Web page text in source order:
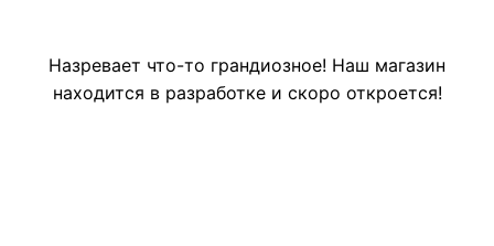
Назревает что-то грандиозное! Наш магазин
находится в разработке и скоро откроется!